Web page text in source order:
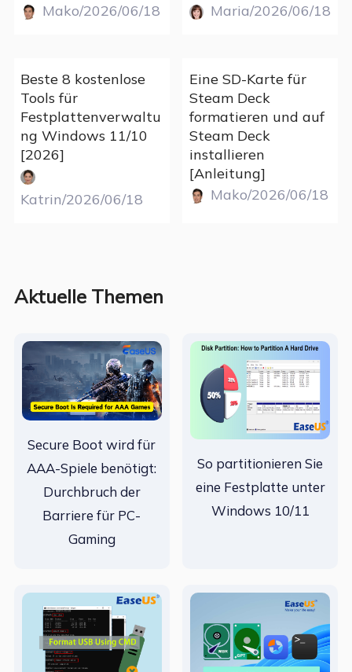
Mako/2026/06/18
Maria/2026/06/18
Beste 8 kostenlose
Tools für
Festplattenverwaltu
ng Windows 11/10
[2026]
Katrin/2026/06/18
Eine SD-Karte für
Steam Deck
formatieren und auf
Steam Deck
installieren
[Anleitung]
Mako/2026/06/18
Aktuelle Themen
Secure Boot wird für
AAA-Spiele benötigt:
Durchbruch der
Barriere für PC-
Gaming
So partitionieren Sie
eine Festplatte unter
Windows 10/11